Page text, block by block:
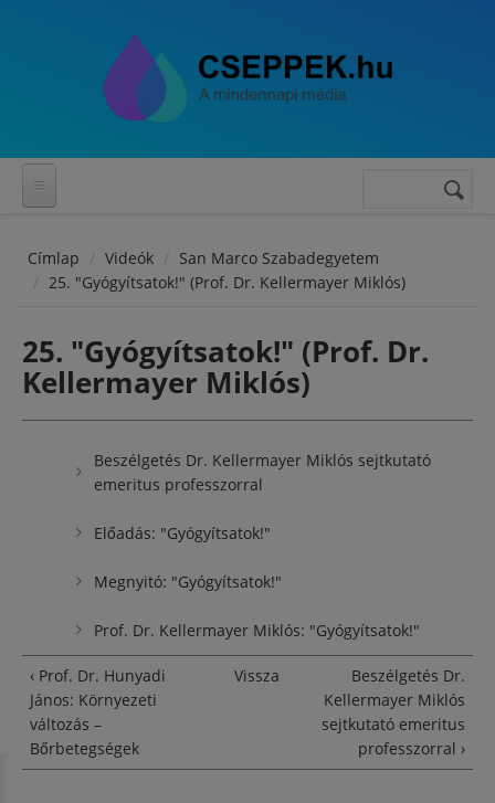
Keresés
Címlap Videók
San Marco Szabadegyetem
25. "Gyógyítsatok!" (Prof. Dr. Kellermayer Miklós)
25. "Gyógyítsatok!" (Prof. Dr.
Kellermayer Miklós)
Beszélgetés Dr. Kellermayer Miklós sejtkutató
emeritus professzorral
Előadás: "Gyógyítsatok!"
Megnyitó: "Gyógyítsatok!"
Prof. Dr. Kellermayer Miklós: "Gyógyítsatok!"
‹ Prof. Dr. Hunyadi
János: Környezeti
változás –
Bőrbetegségek
Vissza
Beszélgetés Dr.
Kellermayer Miklós
sejtkutató emeritus
professzorral ›